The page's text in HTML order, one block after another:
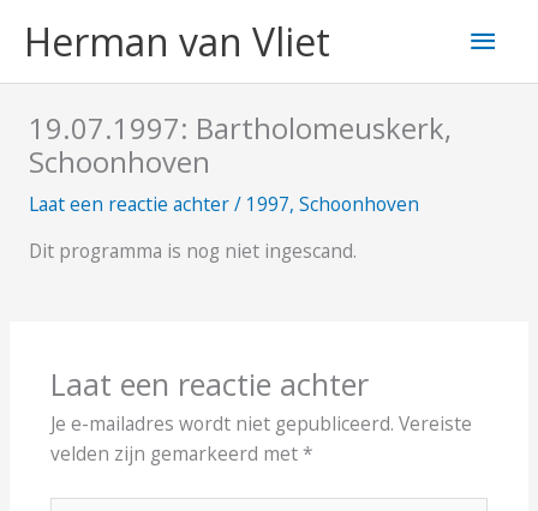
naarHerman van Vliet
19.07.1997: Bartholomeuskerk,
Schoonhoven
Laat een reactie achter/ 1997, Schoonhoven
Dit programma is nog niet ingescand.
Laat een reactie achter
Je e-mailadres wordt niet gepubliceerd. Vereiste
velden zijn gemarkeerd met*